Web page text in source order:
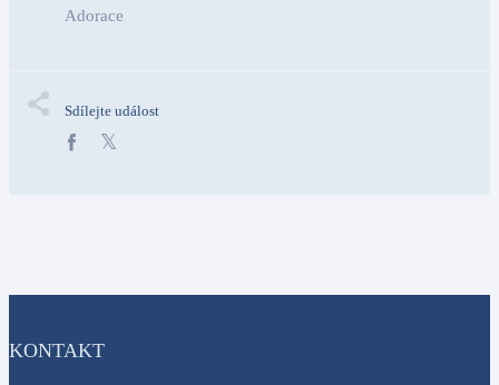
Adorace
Sdílejte událost
KONTAKT